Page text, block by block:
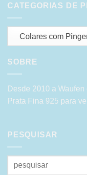
CATEGORIAS DE
Colares com
SOBRE
Desde 2010 a
Prata Fina 925 para
PESQUISAR
Pesquisar
por: